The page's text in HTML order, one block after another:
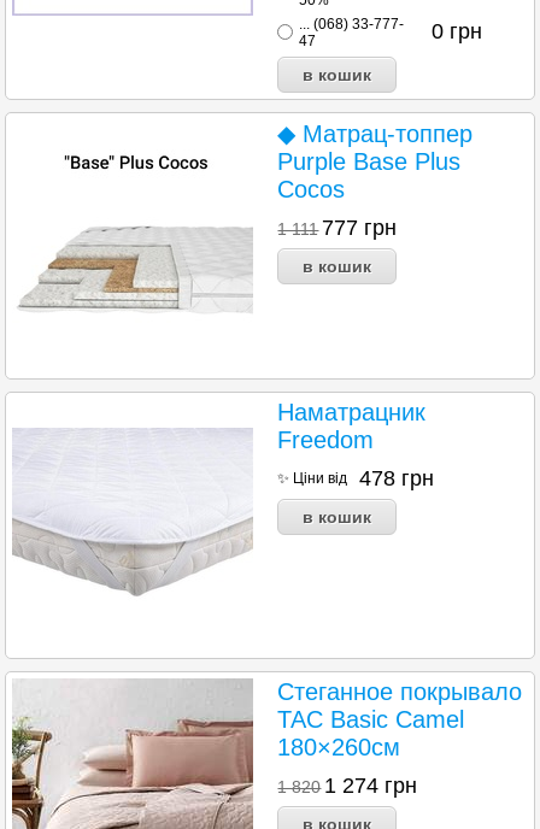
... (068) 33-777-
47
0 грн
◆ Матрац-топпер
Purple Base Plus
Cocos
1 111 777 грн
Наматрацник
Freedom
✨ Ціни від 478 грн
Стеганное покрывало
TAC Basic Camel
180×260см
1 820 1 274 грн